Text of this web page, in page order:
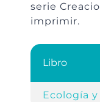
serie
imprimir.
Libro
Ecología